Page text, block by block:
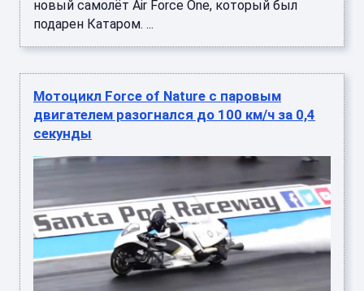
новый самолёт Air Force One, который был
подарен Катаром. ...
Мотоцикл Force of Nature с паровым
двигателем разогнался до 100 км/ч за 0,4
секунды